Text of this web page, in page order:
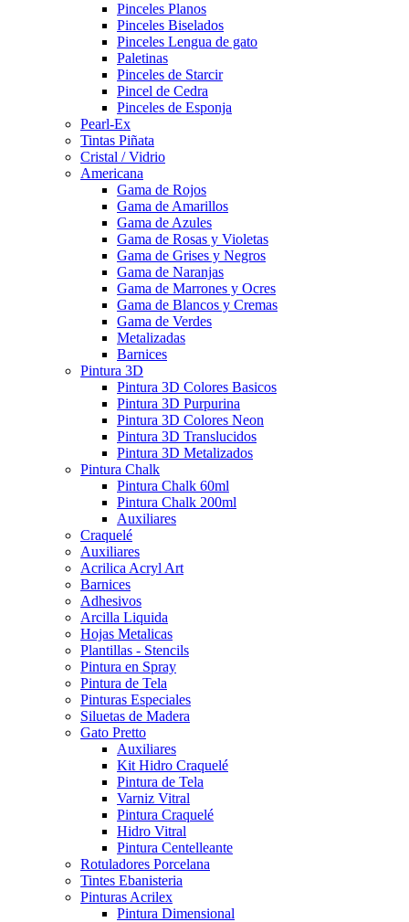
Pinceles Planos
Pinceles Biselados
Pinceles Lengua de gato
Paletinas
Pinceles de Starcir
Pincel de Cedra
Pinceles de Esponja
Pearl-Ex
Tintas Piñata
Cristal / Vidrio
Americana
Gama de Rojos
Gama de Amarillos
Gama de Azules
Gama de Rosas y Violetas
Gama de Grises y Negros
Gama de Naranjas
Gama de Marrones y Ocres
Gama de Blancos y Cremas
Gama de Verdes
Metalizadas
Barnices
Pintura 3D
Pintura 3D Colores Basicos
Pintura 3D Purpurina
Pintura 3D Colores Neon
Pintura 3D Translucidos
Pintura 3D Metalizados
Pintura Chalk
Pintura Chalk 60ml
Pintura Chalk 200ml
Auxiliares
Craquelé
Auxiliares
Acrilica Acryl Art
Barnices
Adhesivos
Arcilla Liquida
Hojas Metalicas
Plantillas - Stencils
Pintura en Spray
Pintura de Tela
Pinturas Especiales
Siluetas de Madera
Gato Pretto
Auxiliares
Kit Hidro Craquelé
Pintura de Tela
Varniz Vitral
Pintura Craquelé
Hidro Vitral
Pintura Centelleante
Rotuladores Porcelana
Tintes Ebanisteria
Pinturas Acrilex
Pintura Dimensional